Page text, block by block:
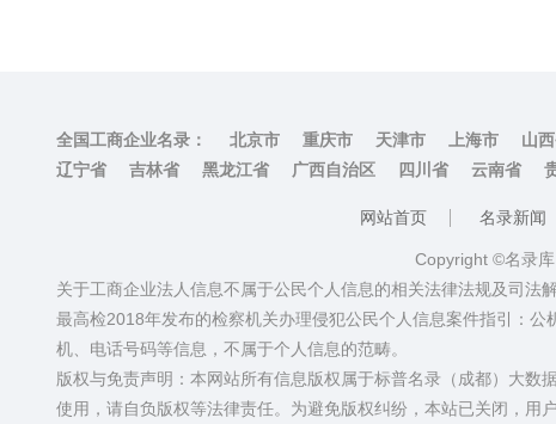
全国工商企业名录： 北京市 重庆市 天津市 上海市 山
辽宁省
吉林省 黑龙江省 广西自治区 四川省 云南省
网站首页 名录新闻
Copyright ©名录库
关于工商企业法人信息不属于公民个人信息的相关法律法规及司法
最高检2018年发布的检察机关办理侵犯公民个人信息案件指引：
机、电话号码等信息，不属于个人信息的范畴。
版权与免责声明：本网站所有信息版权属于标普名录（成都）大数
使用，请自负版权等法律责任。为避免版权纠纷，本站已关闭，用